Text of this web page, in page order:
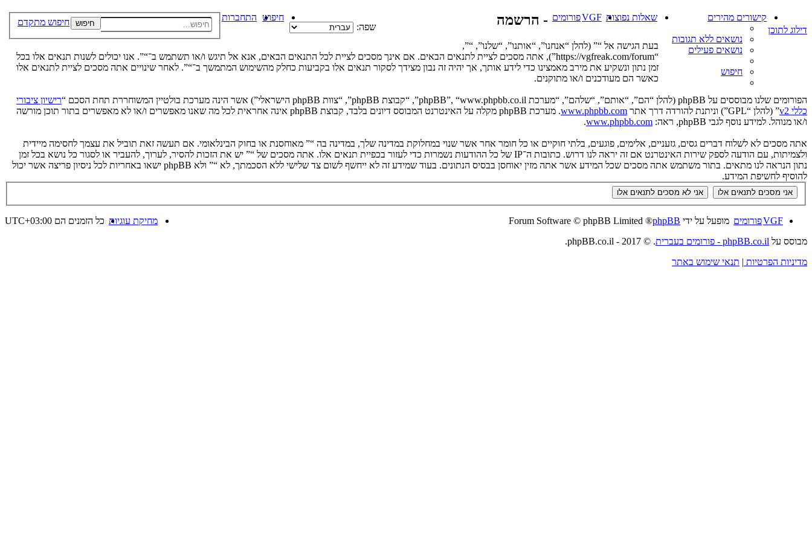
דילוג לתוכן
חיפוש חיפוש מתקדם קישורים מהירים
נושאים ללא תגובות
נושאים פעילים
חיפוש
שאלות נפוצות התחברות VGFפורומים
חיפוש
שפה:
- הרשמה
בעת הגישה אל “” (להלן “אנחנו”, “אותנו”, “שלנו”, “”,
“https://vgfreak.com/forum”), אתה מסכים לציית לתנאים הבאים. אם אינך מסכים לציית לכל התנאים הבאים, אנא אל תיגש ו/או תשתמש ב־“”. אנו יכולים לשנות תנאים אלו בכל
זמן נתון ונשקיע את מירב מאמצינו כדי לידע אותך, אך יהיה זה נבון מצידך לסקור תנאים אלו בקביעות כחלק מהשימוש המתמשך ב־“”. לאחר שינויים אתה מסכים לציית לתנאים אלו
כאשר הם מעודכנים ו/או מתוקנים.
הפורומים שלנו מבוססים על phpBB (להלן “הם”, “אותם”, “שלהם”, “מערכת phpBB”, “www.phpbb.co.il”, “קבוצת phpBB”, “צוות phpBB הישראלי”) אשר הינה מערכת בולטיין המשוחררת תחת הסכם “
רישיון ציבורי
כללי v2
” (להלן “GPL”) וניתנת להורדה דרך אתר www.phpbb.com
. מערכת phpBB מקלה על האינטרנט המבוסס דיונים בלבד, קבוצת phpBB אינה אחראית לכל מה שאנו מאפשרים ו/או לא מאפשרים בתור תוכן מורשה
ו/או מנוהל. למידע נוסף לגבי phpBB, ראה:
www.phpbb.com
.
אתה מסכים לא לשלוח דברים גסים, גזעניים, אלימים, פוגעים, בלתי חוקיים או כל חומר אחר אשר שנוי במחלוקת במדינה שלך, במדינה בה “” מאוחסנת או בחוק הבינלאומי. אם תעשה זאת תוביל את עצמך לחסימה מיידית
ולצמיתות, עם הודעה לספק שירות האינטרנט אם זה יראה לנו דרוש. כתובות ה־IP של כל ההודעות נשמרות כדי לעזור בכפיית תנאים אלו. אתה מסכים של “” יש את הזכות להסיר, לערוך, להעביר או לסגור כל נושא בכל זמן
נתון הנראה לנו מתאים. בתור משתמש אתה מסכים שכל המידע אשר אתה מזין יאוחסן בבסיס הנתונים. בעוד שמידע זה לא ייחשף לשום צד שלישי ללא הסכמתך, לא “” ולא phpBB ישאו באחריות לכל ניסיון פריצה אשר יכול
להוסיף לחשיפת המידע.
VGFפורומים כל הזמנים הם UTC+03:00 מחיקת עוגיות מופעל על ידי phpBB
® Forum Software © phpBB Limited
מבוסס על phpBB.co.il - פורומים בעברית
. © 2017 - phpBB.co.il.
מדיניות הפרטיות | תנאי שימוש באתר